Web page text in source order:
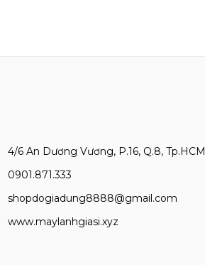
4/6 An Dương Vương, P.16, Q.8, Tp.HCM
0901.871.333
shopdogiadung8888@gmail.com
www.maylanhgiasi.xyz